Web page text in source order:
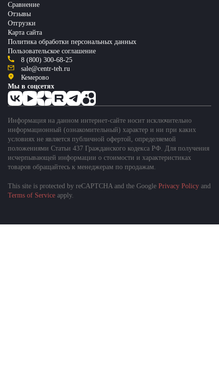
Сравнение
Отзывы
Отгрузки
Карта сайта
Политика обработки персональных данных
Пользовательское соглашение
8 (800) 300-68-25
sale@centr-teh.ru
Кемерово
Мы в соцсетях
Информация на данном интернет-сайте носит исключительно
информационный (ознакомительный) характер и ни при каких
условиях не является публичной офертой, определяемой
положениями Статьи 437 Гражданского кодекса РФ. Для получения
исчерпывающей информации о стоимости и характеристиках
товаров обращайтесь к менеджерам по продажам.
This site is protected by reCAPTCHA and the Google Privacy Policy and
Terms of Service apply.
Подобрать спецтехнику
за 1 минуту